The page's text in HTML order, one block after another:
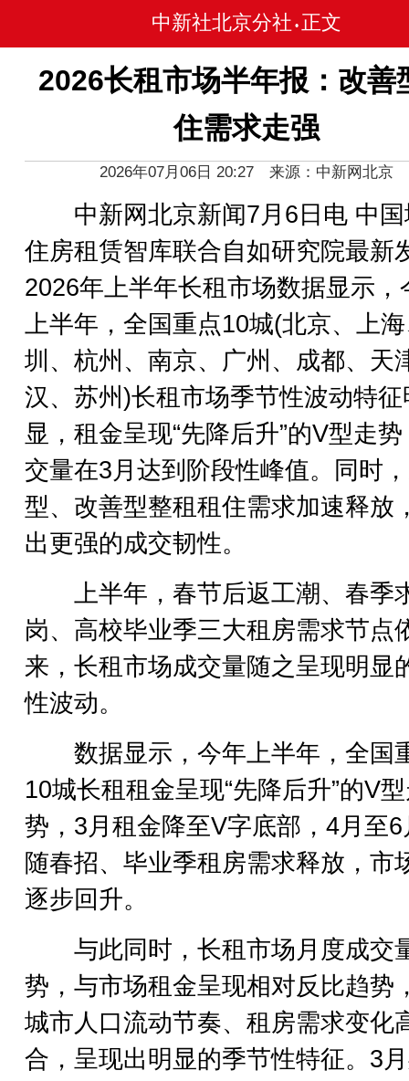
中新社北京分社 • 正文
2026长租市场半年报：改善
住需求走强
2026年07月06日 20:27 来源：中新网北京
中新网北京新闻7月6日电 中国
住房租赁智库联合自如研究院最新
2026年上半年长租市场数据显示，
上半年，全国重点10城(北京、上
圳、杭州、南京、广州、成都、天
汉、苏州)长租市场季节性波动特征
显，租金呈现“先降后升”的V型走
交量在3月达到阶段性峰值。同时
型、改善型整租租住需求加速释放
出更强的成交韧性。
上半年，春节后返工潮、春季
岗、高校毕业季三大租房需求节点
来，长租市场成交量随之呈现明显
性波动。
数据显示，今年上半年，全国
10城长租租金呈现“先降后升”的V
势，3月租金降至V字底部，4月至6
随春招、毕业季租房需求释放，市
逐步回升。
与此同时，长租市场月度成交
势，与市场租金呈现相对反比趋势
城市人口流动节奏、租房需求变化
合，呈现出明显的季节性特征。3